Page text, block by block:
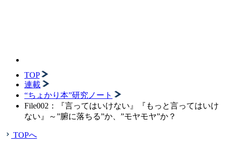
TOP
連載
“ちょかり本”研究ノート
File002：『言ってはいけない』『もっと言ってはいけ
ない』～”腑に落ちる”か、”モヤモヤ”か？
TOPへ